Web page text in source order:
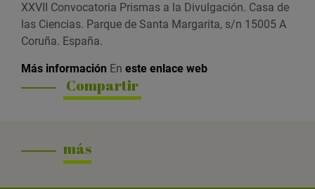
XXVII Convocatoria Prismas a la Divulgación. Casa de
las Ciencias. Parque de Santa Margarita, s/n 15005 A
Coruña. España.
Más información En este enlace web
Compartir
más